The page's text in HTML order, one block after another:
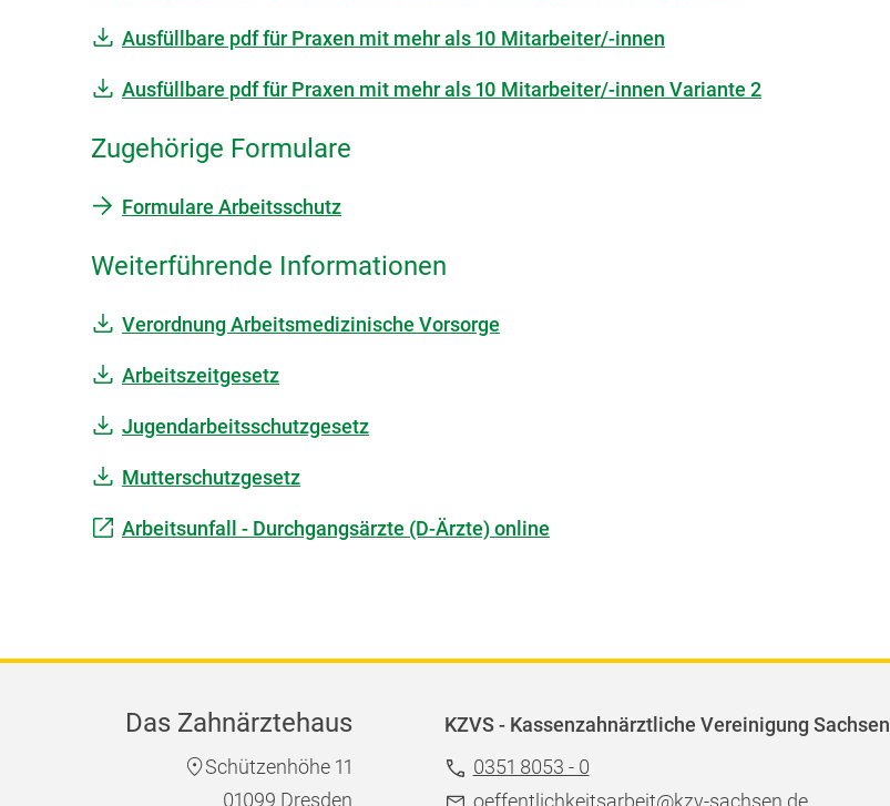
Ausfüllbare pdf für Praxen mit mehr als 10 Mitarbeiter/-innen
Ausfüllbare pdf für Praxen mit mehr als 10 Mitarbeiter/-innen Variante 2
Zugehörige Formulare
Formulare Arbeitsschutz
Weiterführende Informationen
Verordnung Arbeitsmedizinische Vorsorge
Arbeitszeitgesetz
Jugendarbeitsschutzgesetz
Mutterschutzgesetz
Arbeitsunfall - Durchgangsärzte (D-Ärzte) online
Das Zahnärztehaus
Schützenhöhe 11
01099 Dresden
KZVS - Kassenzahnärztliche Vereinigung Sachsen
0351 8053 - 0
oeffentlichkeitsarbeit@kzv-sachsen.de